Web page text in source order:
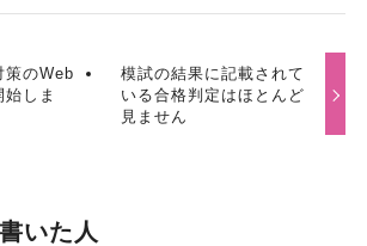
策のWeb
しま
模試の結果に記載されて
いる合格判定はほとんど
見ません
いた人